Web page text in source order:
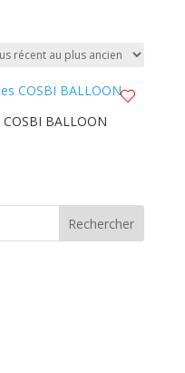
BALLOON